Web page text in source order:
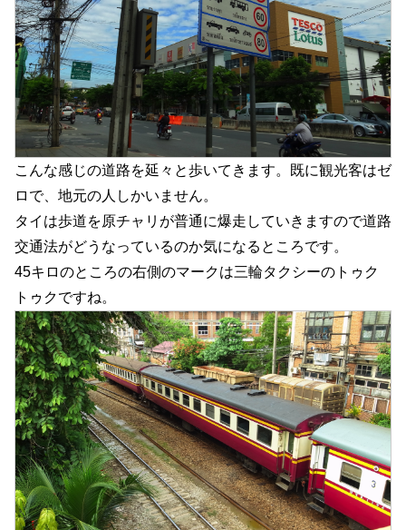
こんな感じの道路を延々と歩いてきます。既に観光客はゼ
ロで、地元の人しかいません。
タイは歩道を原チャリが普通に爆走していきますので道路
交通法がどうなっているのか気になるところです。
45キロのところの右側のマークは三輪タクシーのトゥク
トゥクですね。